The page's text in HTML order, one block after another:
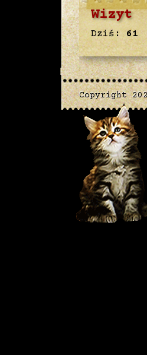
Wizyt
Dziś:61
Copyright